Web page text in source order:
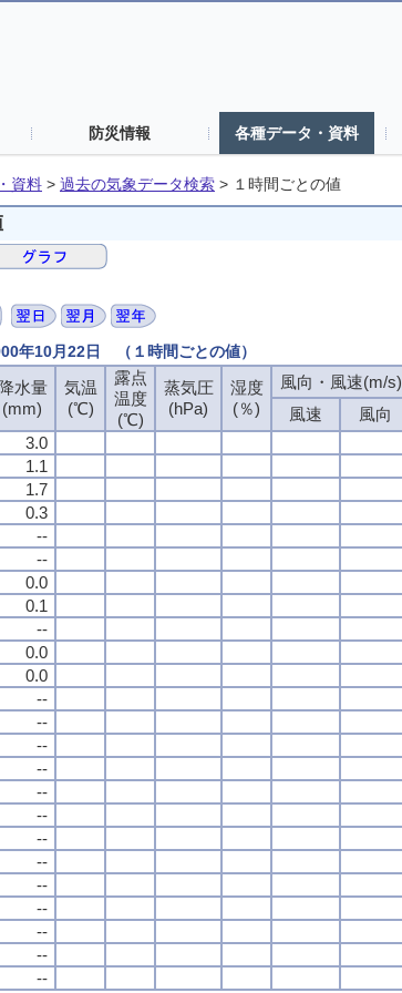
防災情報 各種データ・資料
資料 > 過去の気象データ検索 > １時間ごとの値
年10月22日 （１時間ごとの値）
降水量
(mm)
気温
(℃)
露点
温度
(℃)
蒸気圧
(hPa)
湿度
(％)
風向・風速(m/s)
風速 風向
3.0
1.1
1.7
0.3
--
--
0.0
0.1
--
0.0
0.0
--
--
--
--
--
--
--
--
--
--
--
--
--